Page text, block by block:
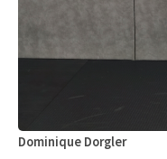
Dominique Dorgler